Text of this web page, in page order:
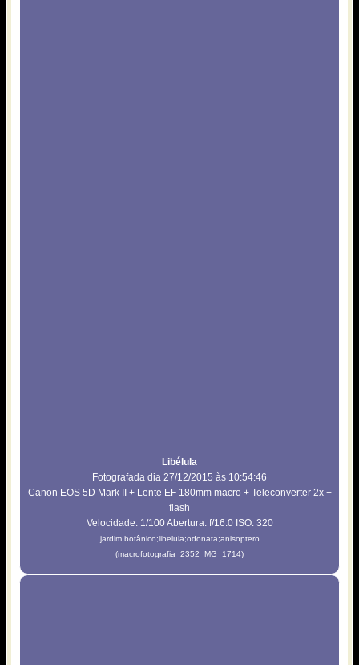
Libélula
Fotografada dia 27/12/2015 às 10:54:46
Canon EOS 5D Mark II + Lente EF 180mm macro + Teleconverter 2x +
flash
Velocidade: 1/100 Abertura: f/16.0 ISO: 320
jardim botânico;libelula;odonata;anisoptero
(macrofotografia_2352_MG_1714)